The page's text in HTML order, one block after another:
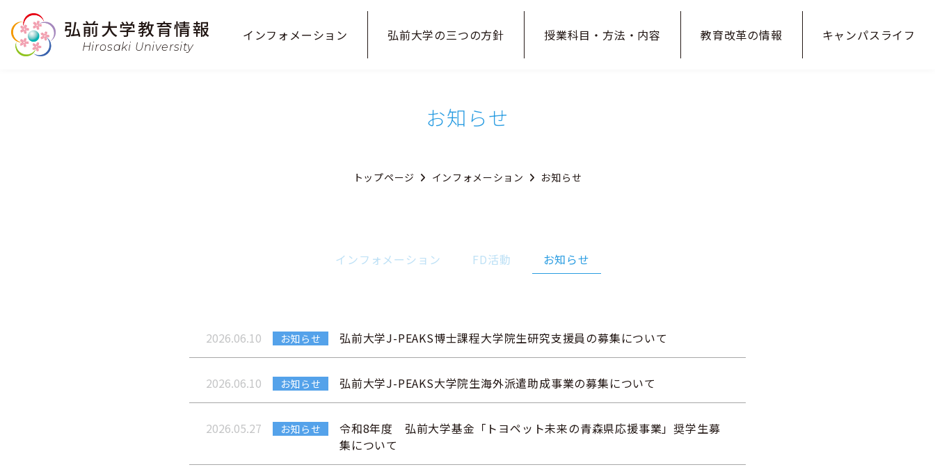
弘前大学教育情報
Hirosaki University
インフォ メーション 弘前大学の三つの方針 授業科目・ 方法・内容 教育改革の情報 キャンパスライフ
お知らせ
トップページ インフォメーション お知らせ
インフォメーション FD活動 お知らせ
2026.06.10 お知らせ 弘前大学J-PEAKS博士課程大学院生研究支援員の募集について
2026.06.10 お知らせ 弘前大学J-PEAKS大学院生海外派遣助成事業の募集について
2026.05.27 お知らせ
令和8年度 弘前大学基金「トヨペット未来の青森県応援事業」奨学生募
集について